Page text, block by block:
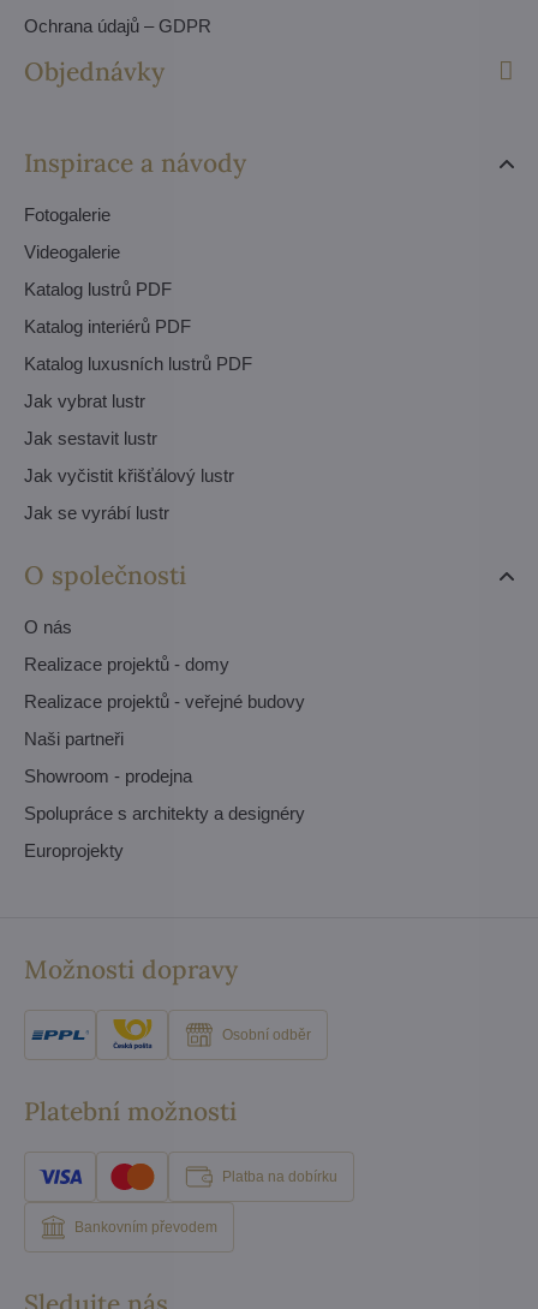
Ochrana údajů – GDPR
Objednávky
Inspirace a návody
Fotogalerie
Videogalerie
Katalog lustrů PDF
Katalog interiérů PDF
Katalog luxusních lustrů PDF
Jak vybrat lustr
Jak sestavit lustr
Jak vyčistit křišťálový lustr
Jak se vyrábí lustr
O společnosti
O nás
Realizace projektů - domy
Realizace projektů - veřejné budovy
Naši partneři
Showroom - prodejna
Spolupráce s architekty a designéry
Europrojekty
Možnosti dopravy
Osobní odběr
Platební možnosti
Platba na dobírku
Bankovním převodem